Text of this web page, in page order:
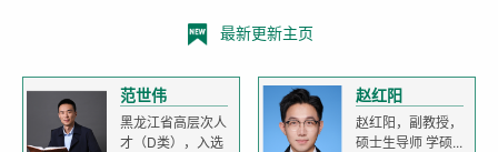
最新更新主页
范世伟
黑龙江省高层次人
才（D类），入选
赵红阳
赵红阳，副教授，
硕士生导师 学硕...